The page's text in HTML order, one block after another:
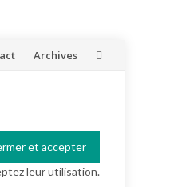
Archives
leur utilisation.